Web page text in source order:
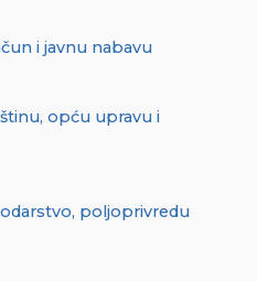
i javnu nabavu
opću upravu i
poljoprivredu